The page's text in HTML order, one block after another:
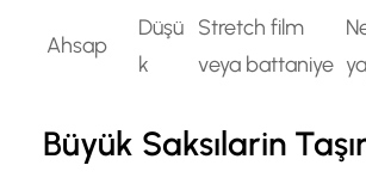
Ahsap
Düşü
k
Stretch film
veya battaniye
Büyük Saksılarin